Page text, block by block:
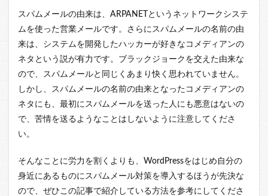
スパムメールの由来は、ARPANETというネットワークシステ
ムを使った営業メールです。さらにスパムメールの名前の由
来は、システムを開発したハッカーが好きなコメディアンの
ネタという説が有力です。ブラックジョークを交えた由来な
ので、スパムメールと同じくあまり快く思われていません。
しかし、スパムメールの名前の由来となったコメディアンの
ネタにも、最初にスパムメールを送った人にも悪意はないの
で、苦情を送るようなことはしないように注意してくださ
い。
そんなことに労力を割くよりも、WordPressをはじめ自分の
身近にあるものにスパムメール対策を導入するほうが先決な
ので、ぜひこの記事で紹介している方法を参考にしてくださ